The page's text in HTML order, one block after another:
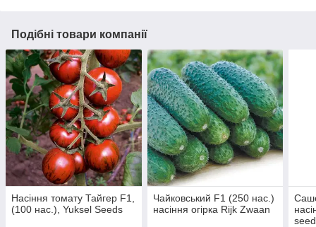
Подібні товари компанії
Насіння томату Тайгер F1,
(100 нас.), Yuksel Seeds
Чайковський F1 (250 нас.)
насіння огірка Rijk Zwaan